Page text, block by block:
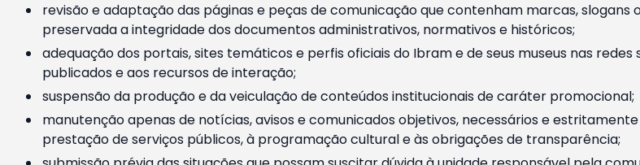
revisão e adaptação das páginas e peças de comunicação que contenham marcas,
preservada a integridade dos documentos administrativos, normativos e históricos;
adequação dos portais, sites temáticos e perfis oficiais do Ibram e de seus museus nas
publicados e aos recursos de interação;
suspensão da produção e da veiculação de conteúdos institucionais de caráter promocional;
manutenção apenas de notícias, avisos e comunicados objetivos, necessários e
prestação de serviços públicos, à programação cultural e às obrigações de transparência;